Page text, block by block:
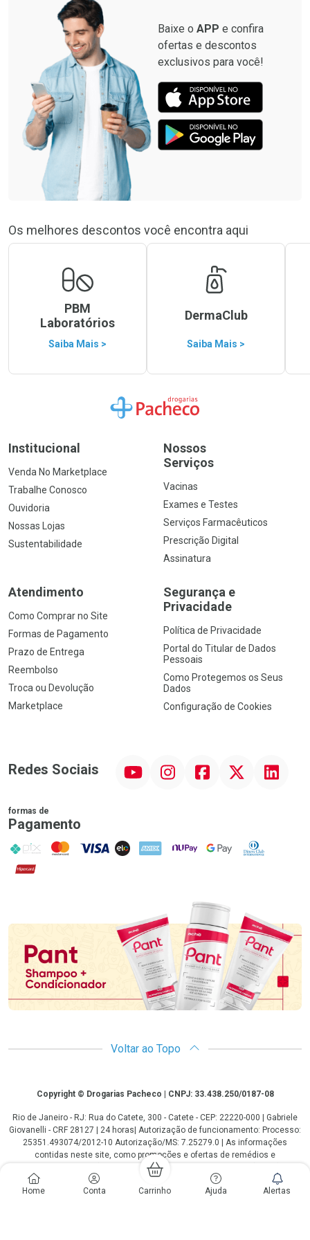
Home Conta Carrinho Ajuda Alertas
Baixe o APP e confira
ofertas e descontos
exclusivos para você!
Os melhores descontos você encontra aqui
PBM
Laboratórios
Saiba Mais >
DermaClub
Saiba Mais >
Ir para a Home
Institucional
Venda No Marketplace
Trabalhe Conosco
Ouvidoria
Nossas Lojas
Sustentabilidade
Nossos
Serviços
Vacinas
Exames e Testes
Serviços Farmacêuticos
Prescrição Digital
Assinatura
Atendimento
Como Comprar no Site
Formas de Pagamento
Prazo de Entrega
Reembolso
Troca ou Devolução
Marketplace
Segurança e
Privacidade
Política de Privacidade
Portal do Titular de Dados
Pessoais
Como Protegemos os Seus
Dados
Configuração de Cookies
Redes Sociais InstagramFacebookTwitter Linkedin
formas de
Pagamento
PIX MasterCard
VISA ELO AMEX NuPay Google PayDiners Club
Hipercard
Voltar ao Topo
CopyrightCopyright © Drogarias Pacheco | CNPJ: 33.438.250/0187-08
Rio de Janeiro - RJ: Rua do Catete, 300 - Catete - CEP: 22220-000 | Gabriele
Giovanelli - CRF 28127 | 24 horas| Autorização de funcionamento: Processo:
25351.493074/2012-10 Autorização/MS: 7.25279.0 | As informações
contidas neste site, como promoções e ofertas de remédios e
medicamentos, não devem ser usadas para automedicação e não
substituem, em hipótese alguma, a medicação prescrita pelo profissional da
área médica. Somente o médico está em condições de diagnosticar